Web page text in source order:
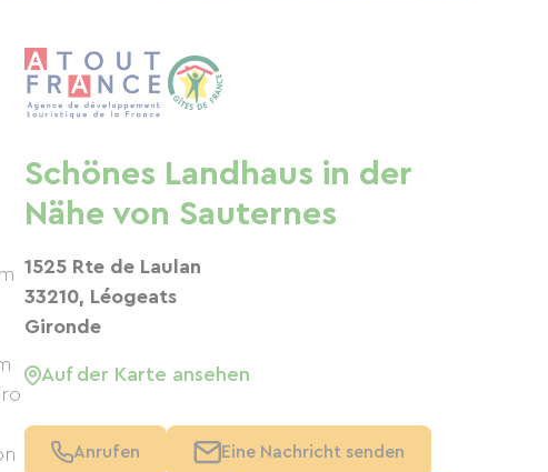
Schönes Landhaus in der
Nähe von Sauternes
1525 Rte de Laulan
33210, Léogeats
Gironde
Auf der Karte ansehen
Anrufen Eine Nachricht senden